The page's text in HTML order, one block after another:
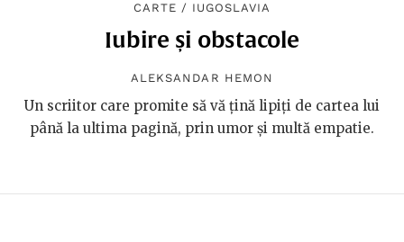
CARTE / IUGOSLAVIA
Iubire și obstacole
ALEKSANDAR HEMON
Un scriitor care promite să vă țină lipiți de cartea lui
până la ultima pagină, prin umor și multă empatie.